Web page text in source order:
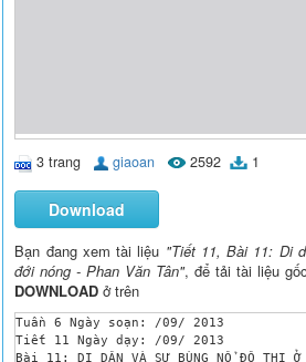
3 trang giaoan 2592 1
Download
Bạn đang xem tài liệu "Tiết 11, Bài 11: Di
đới nóng - Phan Văn Tân", để tải tài liệu
DOWNLOAD ở trên
Tuần 6 Ngày soạn: /09/ 2013
Tiết 11 Ngày dạy: /09/ 2013
Bài 11: DI DÂN VÀ SỰ BÙNG NỔ ĐÔ THỊ Ở